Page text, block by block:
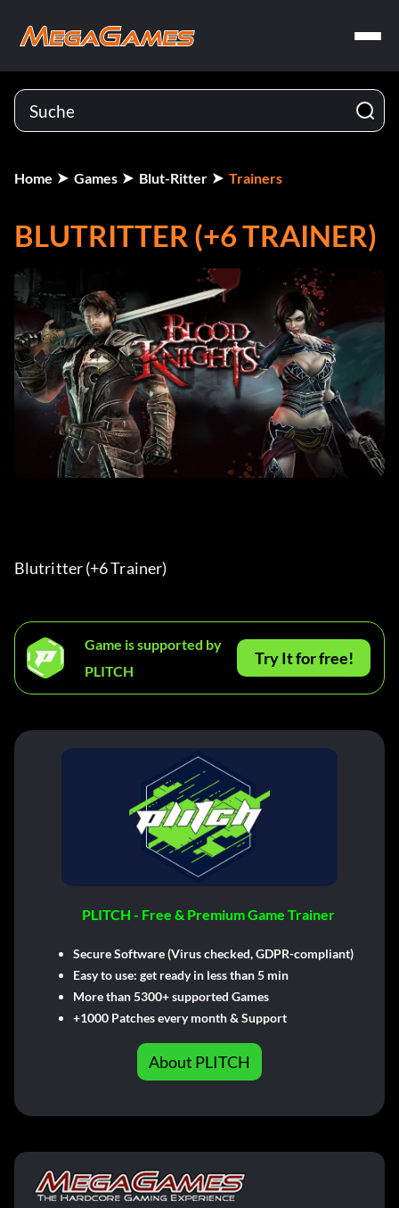
Home Games Blut-Ritter Trainers
BLUTRITTER (+6 TRAINER)
Blutritter (+6 Trainer)
Game is supported by
PLITCH
Try It for free!
PLITCH - Free & Premium Game Trainer
Secure Software (Virus checked, GDPR-compliant)
Easy to use: get ready in less than 5 min
More than 5300+ supported Games
+1000 Patches every month & Support
About PLITCH